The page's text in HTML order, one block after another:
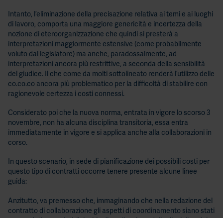
Intanto, l’eliminazione della precisazione relativa ai temi e ai luoghi
di lavoro, comporta una maggiore genericità e incertezza della
nozione di eteroorganizzazione che quindi si presterà a
interpretazioni maggiormente estensive (come probabilmente
voluto dal legislatore) ma anche, paradossalmente, ad
interpretazioni ancora più restrittive, a seconda della sensibilità
del giudice. Il che come da molti sottolineato renderà l’utilizzo delle
co.co.co ancora più problematico per la difficoltà di stabilire con
ragionevole certezza i costi connessi.
Considerato poi che la nuova norma, entrata in vigore lo scorso 3
novembre, non ha alcuna disciplina transitoria, essa entra
immediatamente in vigore e si applica anche alla collaborazioni in
corso.
In questo scenario, in sede di pianificazione dei possibili costi per
questo tipo di contratti occorre tenere presente alcune linee
guida:
Anzitutto, va premesso che, immaginando che nella redazione del
contratto di collaborazione gli aspetti di coordinamento siano stati